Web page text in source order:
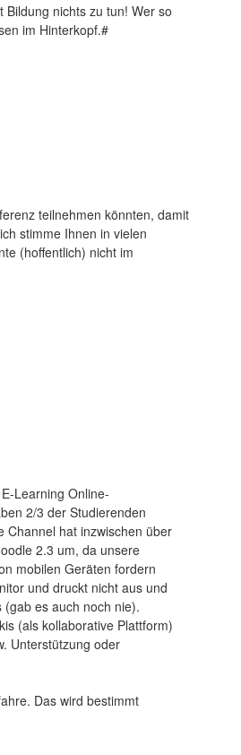
nichts zu tun! Wer so
im Hinterkopf.#
teilnehmen könnten, damit
stimme Ihnen in vielen
(hoffentlich) nicht im
Learning Online-
2/3 der Studierenden
Channel hat inzwischen über
2.3 um, da unsere
mobilen Geräten fordern
und druckt nicht aus und
es auch noch nie).
(als kollaborative Plattform)
Unterstützung oder
Das wird bestimmt